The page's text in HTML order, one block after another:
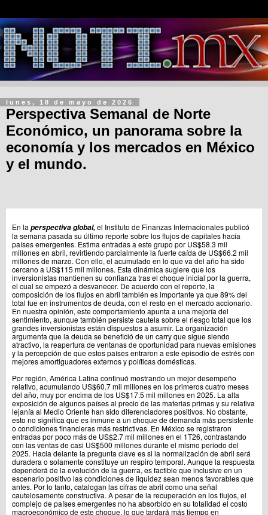
lunes, 18 de mayo de 2026
Perspectiva Semanal de Norte
Económico, un panorama sobre la
economía y los mercados en México
y el mundo.
En la perspectiva global,el Instituto de Finanzas Internacionales publicó
la semana pasada su último reporte sobre los flujos de capitales hacia
países emergentes. Estima entradas a este grupo por US$58.3 mil
millones en abril, revirtiendo parcialmente la fuerte caída de US$66.2 mil
millones de marzo. Con ello, el acumulado en lo que va del año ha sido
cercano a US$115 mil millones. Esta dinámica sugiere que los
inversionistas mantienen su confianza tras el choque inicial por la guerra,
el cual se empezó a desvanecer. De acuerdo con el reporte, la
composición de los flujos en abril también es importante ya que 89% del
total fue en instrumentos de deuda, con el resto en el mercado accionario.
En nuestra opinión, este comportamiento apunta a una mejoría del
sentimiento, aunque también persiste cautela sobre el riesgo total que los
grandes inversionistas están dispuestos a asumir. La organización
argumenta que la deuda se benefició de un carry que sigue siendo
atractivo, la reapertura de ventanas de oportunidad para nuevas emisiones
y la percepción de que estos países entraron a este episodio de estrés con
mejores amortiguadores externos y políticas domésticas.
Por región, América Latina continuó mostrando un mejor desempeño
relativo, acumulando US$60.7 mil millones en los primeros cuatro meses
del año, muy por encima de los US$17.5 mil millones en 2025. La alta
exposición de algunos países al precio de las materias primas y su relativa
lejanía al Medio Oriente han sido diferenciadores positivos. No obstante,
esto no significa que es inmune a un choque de demanda más persistente
o condiciones financieras más restrictivas. En México se registraron
entradas por poco más de US$2.7 mil millones en el 1T26, contrastando
con las ventas de casi US$500 millones durante el mismo periodo del
2025. Hacia delante la pregunta clave es si la normalización de abril será
duradera o solamente constituye un respiro temporal. Aunque la respuesta
dependerá de la evolución de la guerra, es factible que inclusive en un
escenario positivo las condiciones de liquidez sean menos favorables que
antes. Por lo tanto, catalogan las cifras de abril como una señal
cautelosamente constructiva. A pesar de la recuperación en los flujos, el
complejo de países emergentes no ha absorbido en su totalidad el costo
macroeconómico de este choque, lo que tardará más tiempo en